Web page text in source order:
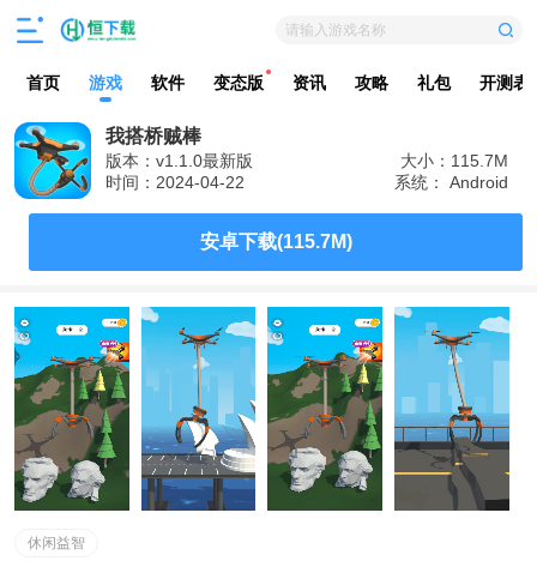
请输入游戏名称
首页 游戏 软件 变态版 资讯 攻略 礼包 开测表
我搭桥贼棒
版本：v1.1.0最新版
大小：115.7M
时间：2024-04-22
系统： Android
安卓下载(115.7M)
休闲益智